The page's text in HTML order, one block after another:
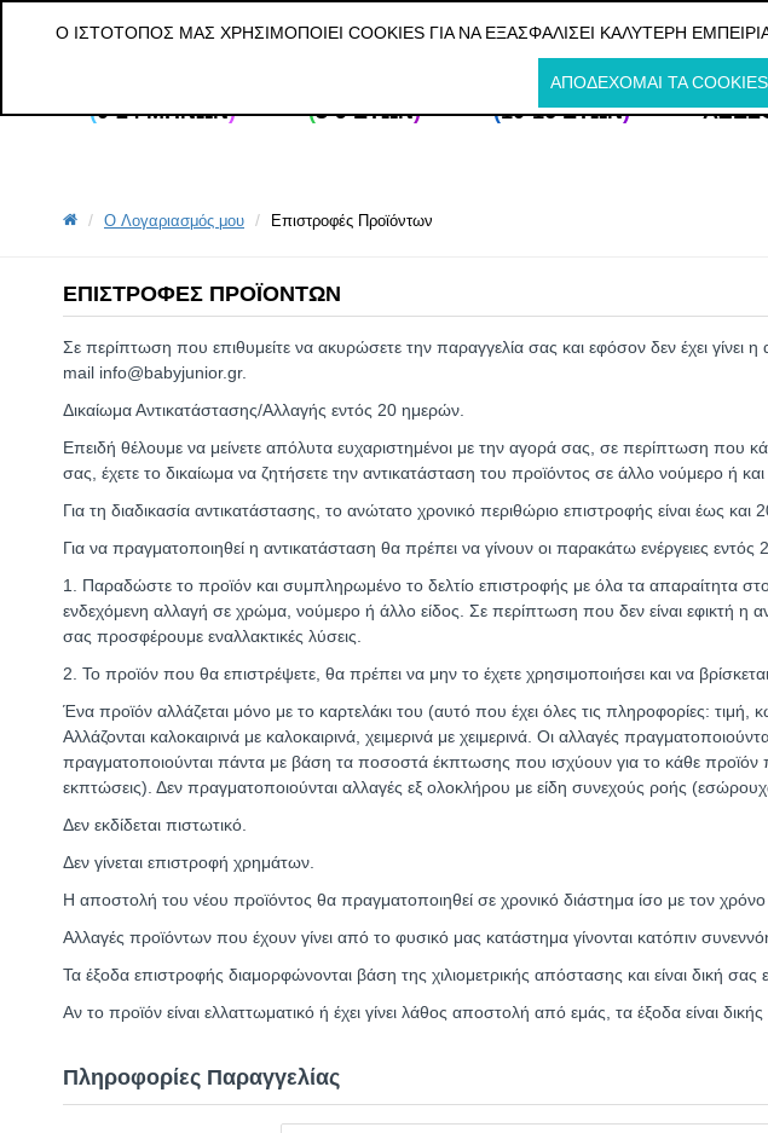
Ο ΙΣΤΌΤΟΠΌΣ ΜΑΣ ΧΡΗΣΙΜΟΠΟΙΕΊ COOKIES ΓΙΑ ΝΑ ΕΞΑΣΦΑΛΊΣΕΙ ΚΑΛΎΤΕΡΗ
ΑΠΟΔΈΧΟΜΑΙ ΤΑ COOKIES
(0-24 ΜΗΝΏΝ) (3-9 ΕΤΏΝ) (10-16 ΕΤΏΝ)
O Λογαριασμός μου Επιστροφές Προϊόντων
ΕΠΙΣΤΡΟΦΈΣ ΠΡΟΪΌΝΤΩΝ
Σε περίπτωση που επιθυμείτε να ακυρώσετε την παραγγελία σας και εφόσον δεν έχει
mail info@babyjunior.gr.
Δικαίωμα Αντικατάστασης/Αλλαγής εντός 20 ημερών.
Επειδή θέλουμε να μείνετε απόλυτα ευχαριστημένοι με την αγορά σας, σε περίπτωση που
σας, έχετε το δικαίωμα να ζητήσετε την αντικατάσταση του προϊόντος σε άλλο νούμερο ή
Για τη διαδικασία αντικατάστασης, το ανώτατο χρονικό περιθώριο επιστροφής είναι έως
Για να πραγματοποιηθεί η αντικατάσταση θα πρέπει να γίνουν οι παρακάτω ενέργειες εντός
1. Παραδώστε το προϊόν και συμπληρωμένο το δελτίο επιστροφής με όλα τα απαραίτητα
ενδεχόμενη αλλαγή σε χρώμα, νούμερο ή άλλο είδος. Σε περίπτωση που δεν είναι εφικτή η
σας προσφέρουμε εναλλακτικές λύσεις.
2. Το προϊόν που θα επιστρέψετε, θα πρέπει να μην το έχετε χρησιμοποιήσει και να
Ένα προϊόν αλλάζεται μόνο με το καρτελάκι του (αυτό που έχει όλες τις πληροφορίες:
Αλλάζονται καλοκαιρινά με καλοκαιρινά, χειμερινά με χειμερινά. Οι αλλαγές
πραγματοποιούνται πάντα με βάση τα ποσοστά έκπτωσης που ισχύουν για το κάθε προϊόν
εκπτώσεις). Δεν πραγματοποιούνται αλλαγές εξ ολοκλήρου με είδη συνεχούς ροής
Δεν εκδίδεται πιστωτικό.
Δεν γίνεται επιστροφή χρημάτων.
Η αποστολή του νέου προϊόντος θα πραγματοποιηθεί σε χρονικό διάστημα ίσο με τον
Αλλαγές προϊόντων που έχουν γίνει από το φυσικό μας κατάστημα γίνονται κατόπιν
Τα έξοδα επιστροφής διαμορφώνονται βάση της χιλιομετρικής απόστασης και είναι δική σας
Αν το προϊόν είναι ελλαττωματικό ή έχει γίνει λάθος αποστολή από εμάς, τα έξοδα είναι
Πληροφορίες Παραγγελίας